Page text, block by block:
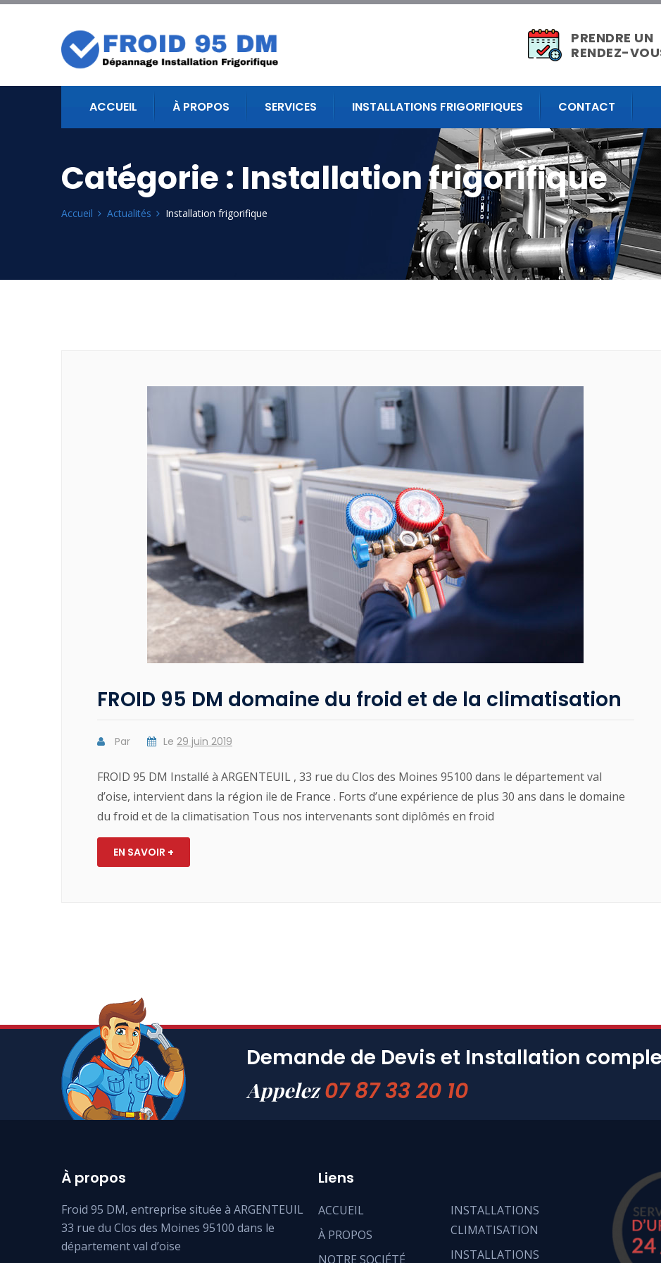
PRENDRE UN
RENDEZ-
ACCUEIL À PROPOS SERVICES INSTALLATIONS FRIGORIFIQUES CONTACT
Catégorie : Installation frigorifique
Accueil Actualités Installation frigorifique
FROID 95 DM domaine du froid et de la climatisation
Par Le 29 juin 2019
FROID 95 DM Installé à ARGENTEUIL , 33 rue du Clos des Moines 95100 dans le département val
d’oise, intervient dans la région ile de France . Forts d’une expérience de plus 30 ans dans le domaine
du froid et de la climatisation Tous nos intervenants sont diplômés en froid
EN SAVOIR +
Demande de Devis et Installation
Appelez 07 87 33 20 10
À propos
Froid 95 DM, entreprise située à ARGENTEUIL
33 rue du Clos des Moines 95100 dans le
département val d’oise
Liens
ACCUEIL
À PROPOS
NOTRE SOCIÉTÉ
INSTALLATIONS
CLIMATISATION
INSTALLATIONS